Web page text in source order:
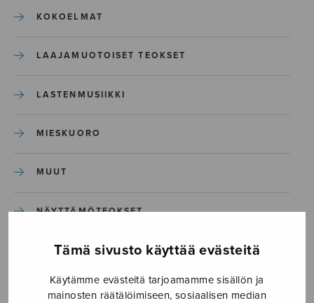
Tämä sivusto käyttää evästeitä
Käytämme evästeitä tarjoamamme sisällön ja
mainosten räätälöimiseen, sosiaalisen median
KOKOELMAT
LAAJAMUOTOISET TEOKSET
LASTENMUSIIKKI
MIESKUORO
MUUT
NÄYTTÄMÖTEOKSET
SEKAKUORO
SOITINKOULUT JA OPPAAT